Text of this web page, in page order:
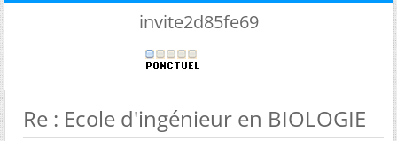
invite2d85fe69
Re : Ecole d'ingénieur en BIOLOGIE